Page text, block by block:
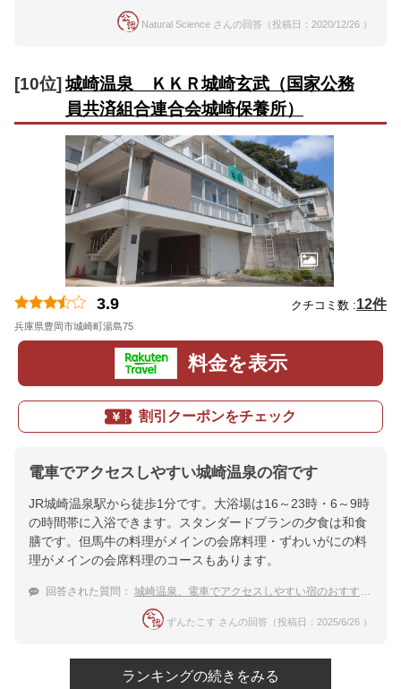
Natural Science さんの回答（投稿日：2020/12/26 ）
[10位] 城崎温泉 ＫＫＲ城崎玄武（国家公務
員共済組合連合会城崎保養所）
3.9 クチコミ数 :12件
兵庫県豊岡市城崎町湯島75
料金を表示
割引クーポンをチェック
電車でアクセスしやすい城崎温泉の宿です
JR城崎温泉駅から徒歩1分です。大浴場は16～23時・6～9時
の時間帯に入浴できます。スタンダードプランの夕食は和食
膳です。但馬牛の料理がメインの会席料理・ずわいがにの料
理がメインの会席料理のコースもあります。
回答された質問： 城崎温泉、電車でアクセスしやすい宿のおすすめは？
ずんたこす さんの回答（投稿日：2025/6/26 ）
ランキングの続きをみる